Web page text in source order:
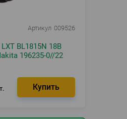
Артикул 009526
BL1815N 18В
196235-0//22